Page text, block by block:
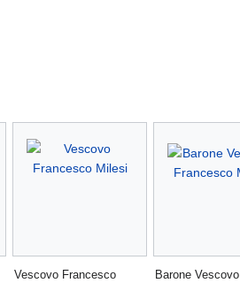
Vescovo Francesco
Barone Vescovo